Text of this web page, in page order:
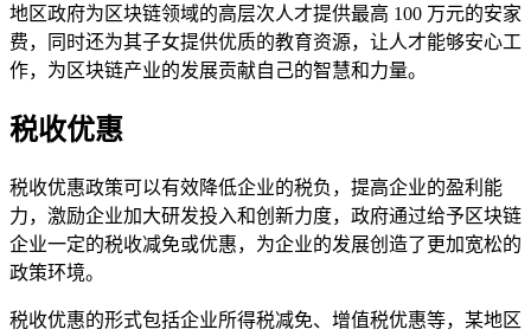
地区政府为区块链领域的高层次人才提供最高 100 万元的安家
费，同时还为其子女提供优质的教育资源，让人才能够安心工
作，为区块链产业的发展贡献自己的智慧和力量。
税收优惠
税收优惠政策可以有效降低企业的税负，提高企业的盈利能
力，激励企业加大研发投入和创新力度，政府通过给予区块链
企业一定的税收减免或优惠，为企业的发展创造了更加宽松的
政策环境。
税收优惠的形式包括企业所得税减免、增值税优惠等，某地区